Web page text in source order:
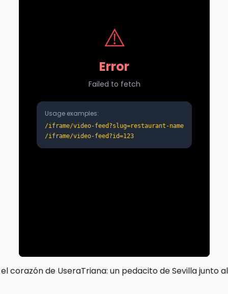
corazón de UseraTriana: un pedacito de Sevilla junto